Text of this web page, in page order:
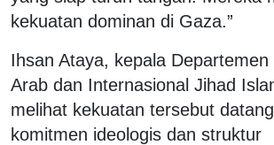
kekuatan dominan di Gaza.”
Ihsan Ataya, kepala Departemen
Arab dan Internasional Jihad
melihat kekuatan tersebut
komitmen ideologis dan struktur